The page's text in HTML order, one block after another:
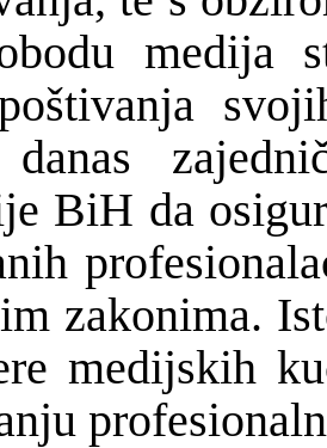
medija
danas
BiH da
zakonima.
medijskih